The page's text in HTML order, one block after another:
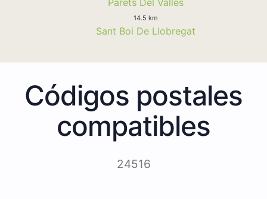
14.5 km
Sant Boi De Llobregat
Códigos postales
compatibles
24516